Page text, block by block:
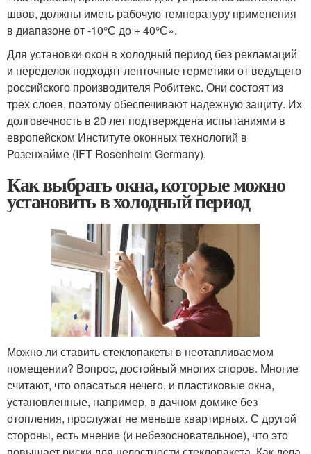
швов, должны иметь рабочую температуру применения
в диапазоне от -10°С до + 40°С».
Для установки окон в холодный период без рекламаций
и переделок подходят ленточные герметики от ведущего
российского производителя Робитекс. Они состоят из
трех слоев, поэтому обеспечивают надежную защиту. Их
долговечность в 20 лет подтверждена испытаниями в
европейском Институте оконных технологий в
Розенхайме (IFT Rosenheim Germany).
Как выбрать окна, которые можно
установить в холодный период
Можно ли ставить стеклопакеты в неотапливаемом
помещении? Вопрос, достойный многих споров. Многие
считают, что опасаться нечего, и пластиковые окна,
установленные, например, в дачном домике без
отопления, прослужат не меньше квартирных. С другой
стороны, есть мнение (и небезосновательное), что это